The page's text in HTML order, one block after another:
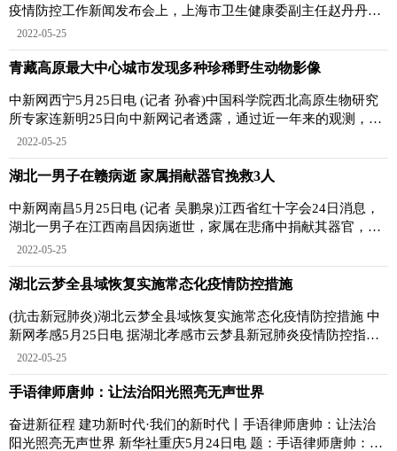
疫情防控工作新闻发布会上，上海市卫生健康委副主任赵丹丹表
示，24日，上海
2022-05-25
青藏高原最大中心城市发现多种珍稀野生动物影像
中新网西宁5月25日电 (记者 孙睿)中国科学院西北高原生物研究
所专家连新明25日向中新网记者透露，通过近一年来的观测，在
青藏高原最大中
2022-05-25
湖北一男子在赣病逝 家属捐献器官挽救3人
中新网南昌5月25日电 (记者 吴鹏泉)江西省红十字会24日消息，
湖北一男子在江西南昌因病逝世，家属在悲痛中捐献其器官，挽
救了3名重症患者
2022-05-25
湖北云梦全县域恢复实施常态化疫情防控措施
(抗击新冠肺炎)湖北云梦全县域恢复实施常态化疫情防控措施 中
新网孝感5月25日电 据湖北孝感市云梦县新冠肺炎疫情防控指挥
部通告，该县全
2022-05-25
手语律师唐帅：让法治阳光照亮无声世界
奋进新征程 建功新时代·我们的新时代丨手语律师唐帅：让法治
阳光照亮无声世界 新华社重庆5月24日电 题：手语律师唐帅：让